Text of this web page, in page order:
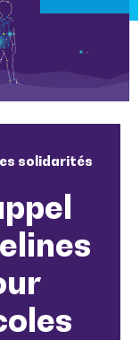
solidarités